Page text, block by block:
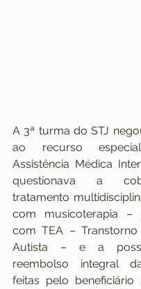
A 3ª turma do STJ
ao recurso
Assistência Médica
questionava a
tratamento
com musicoterapia –
com TEA –
Autista – e a
reembolso integral
feitas pelo